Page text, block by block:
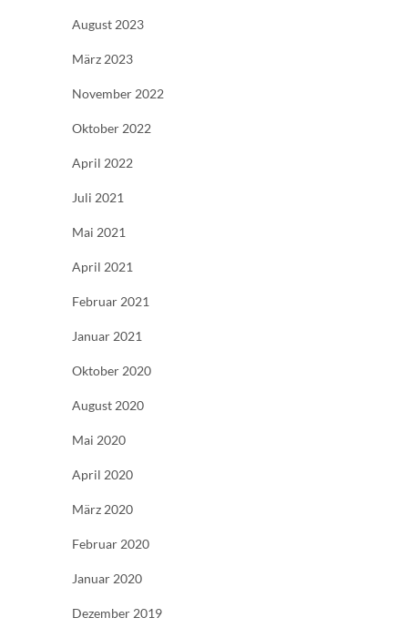
August 2023
März 2023
November 2022
Oktober 2022
April 2022
Juli 2021
Mai 2021
April 2021
Februar 2021
Januar 2021
Oktober 2020
August 2020
Mai 2020
April 2020
März 2020
Februar 2020
Januar 2020
Dezember 2019